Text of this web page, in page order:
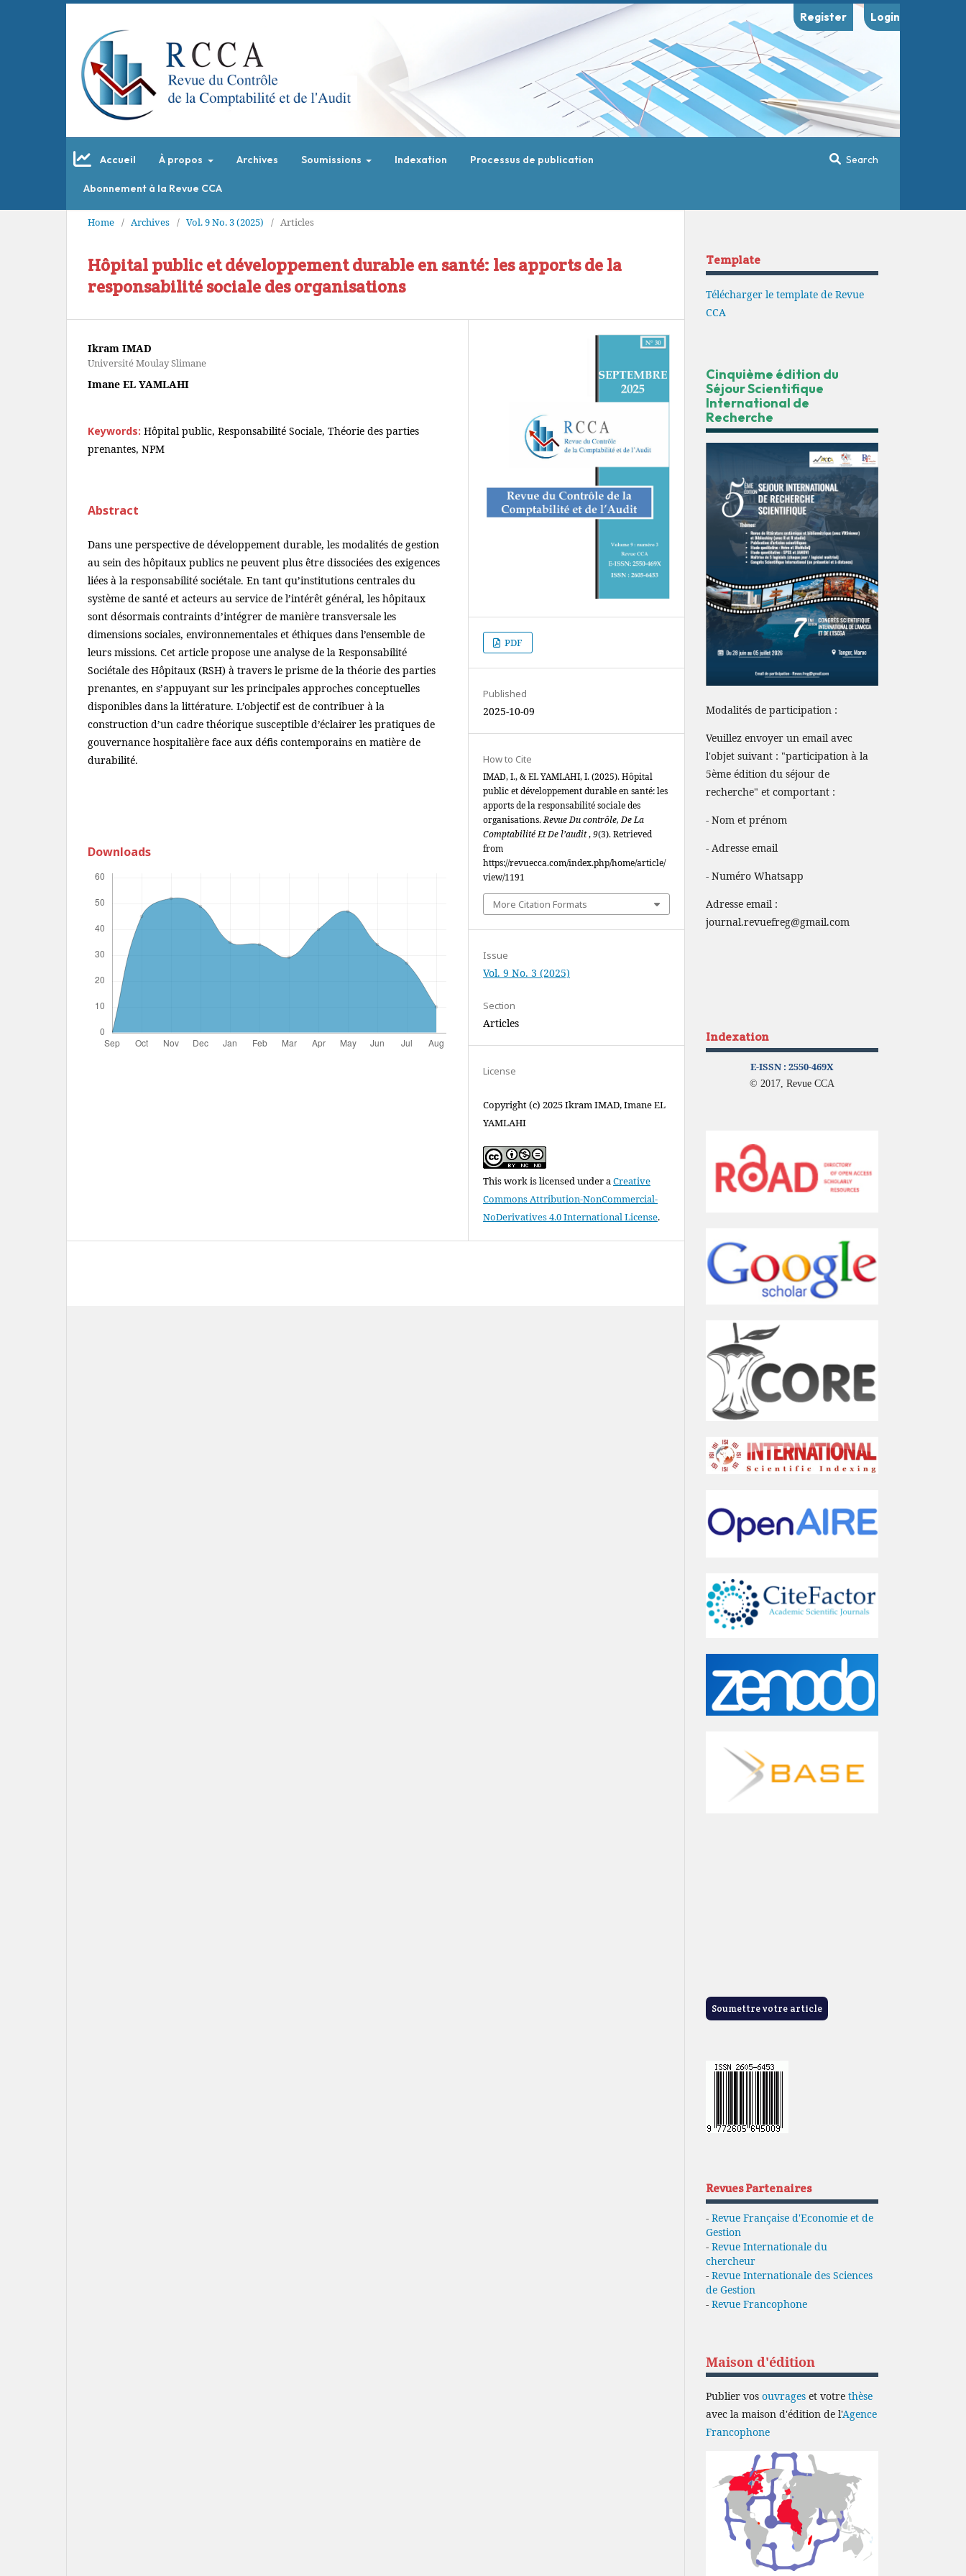
Accueil À propos Archives Soumissions Indexation Processus de publication
Abonnement à la Revue CCA
Search
Register Login
Home / Archives / Vol. 9 No. 3 (2025) / Articles
Hôpital public et développement durable en santé: les apports de la
responsabilité sociale des organisations
Ikram IMAD
Université Moulay Slimane
Imane EL YAMLAHI
Keywords: Hôpital public, Responsabilité Sociale, Théorie des parties
prenantes, NPM
Abstract
Dans une perspective de développement durable, les modalités de gestion
au sein des hôpitaux publics ne peuvent plus être dissociées des exigences
liées à la responsabilité sociétale. En tant qu’institutions centrales du
système de santé et acteurs au service de l’intérêt général, les hôpitaux
sont désormais contraints d’intégrer de manière transversale les
dimensions sociales, environnementales et éthiques dans l’ensemble de
leurs missions. Cet article propose une analyse de la Responsabilité
Sociétale des Hôpitaux (RSH) à travers le prisme de la théorie des parties
prenantes, en s’appuyant sur les principales approches conceptuelles
disponibles dans la littérature. L’objectif est de contribuer à la
construction d’un cadre théorique susceptible d’éclairer les pratiques de
gouvernance hospitalière face aux défis contemporains en matière de
durabilité.
Downloads
PDF
Published
2025-10-09
How to Cite
IMAD, I., & EL YAMLAHI, I. (2025). Hôpital
public et développement durable en santé: les
apports de la responsabilité sociale des
organisations.Revue Du contrôle, De La
Comptabilité Et De l’audit,9(3). Retrieved
from
https://revuecca.com/index.php/home/article/
view/1191
More Citation Formats
Issue
Vol. 9 No. 3 (2025)
Section
Articles
License
Copyright (c) 2025 Ikram IMAD, Imane EL
YAMLAHI
This work is licensed under aCreative
Commons Attribution-NonCommercial-
NoDerivatives 4.0 International License.
Template
Télécharger le template de Revue
CCA
Cinquième édition du
Séjour Scientifique
International de
Recherche
Modalités de participation :
Veuillez envoyer un email avec
l'objet suivant : "participation à la
5ème édition du séjour de
recherche" et comportant :
- Nom et prénom
- Adresse email
- Numéro Whatsapp
Adresse email :
journal.revuefreg@gmail.com
Indexation
E-ISSN : 2550-469X
© 2017, Revue CCA
Soumettre votre article
Revues Partenaires
- Revue Française d'Economie et de
Gestion
- Revue Internationale du
chercheur
- Revue Internationale des Sciences
de Gestion
- Revue Francophone
Maison d'édition
Publier vos ouvrages et votre thèse
avec la maison d'édition de l'Agence
Francophone